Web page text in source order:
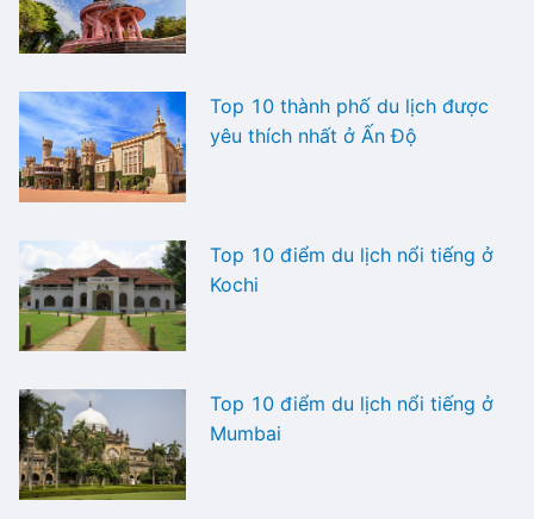
Top 10 thành phố du lịch được
yêu thích nhất ở Ấn Độ
Top 10 điểm du lịch nổi tiếng ở
Kochi
Top 10 điểm du lịch nổi tiếng ở
Mumbai